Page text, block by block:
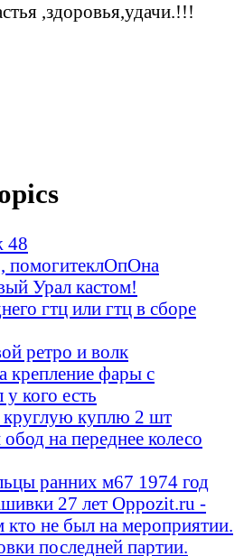
,здоровья,удачи.!!!
48
помогитеклОпОна
Урал кастом!
гтц или гтц в сборе
ретро и волк
крепление фары с
кого есть
куплю 2 шт
на переднее колесо
ранних м67 1974 год
27 лет Oppozit.ru -
кто не был на мероприятии.
последней партии.